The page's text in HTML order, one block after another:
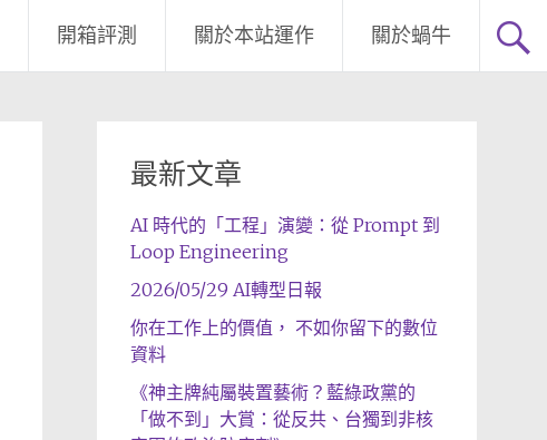
開箱評測 關於本站運作 關於蝸牛
最新文章
AI 時代的「工程」演變：從 Prompt 到
Loop Engineering
2026/05/29 AI轉型日報
你在工作上的價值， 不如你留下的數位
資料
《神主牌純屬裝置藝術？藍綠政黨的
「做不到」大賞：從反共、台獨到非核